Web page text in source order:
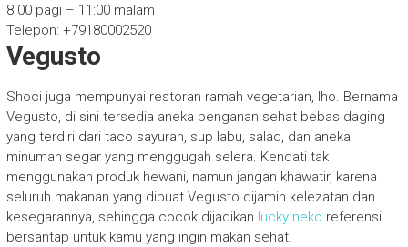
8.00 pagi – 11:00 malam
Telepon: +79180002520
Vegusto
Shoci juga mempunyai restoran ramah vegetarian, lho. Bernama
Vegusto, di sini tersedia aneka penganan sehat bebas daging
yang terdiri dari taco sayuran, sup labu, salad, dan aneka
minuman segar yang menggugah selera. Kendati tak
menggunakan produk hewani, namun jangan khawatir, karena
seluruh makanan yang dibuat Vegusto dijamin kelezatan dan
kesegarannya, sehingga cocok dijadikan lucky neko referensi
bersantap untuk kamu yang ingin makan sehat.